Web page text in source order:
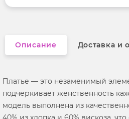
Вырез горловины
Описание Доставка и
Платье — это незаменимый
подчеркивает женственность
модель выполнена из